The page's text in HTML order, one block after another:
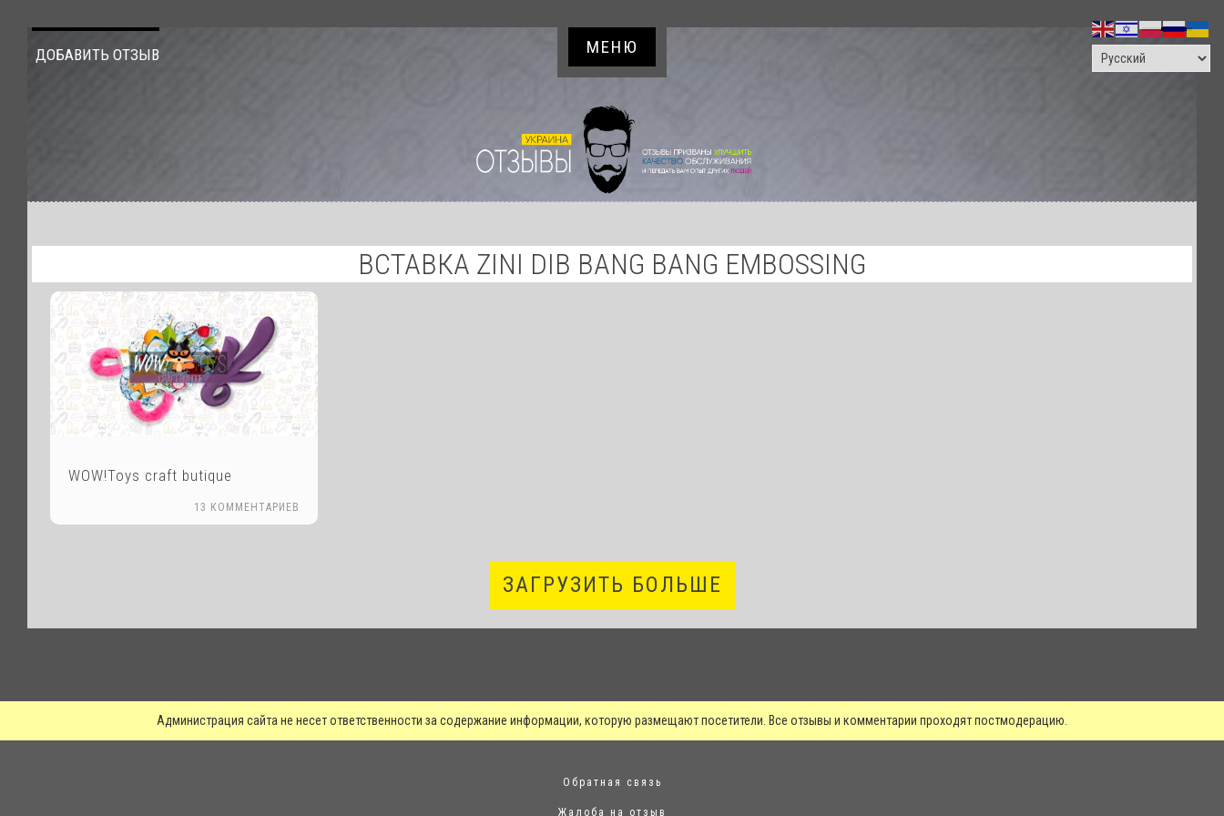
ДОБАВИТЬ ОТЗЫВ МЕНЮ
ВСТАВКА ZINI DIB BANG BANG EMBOSSING
WOW!Toys craft butique
13 КОММЕНТАРИЕВ
ЗАГРУЗИТЬ БОЛЬШЕ
Администрация сайта не несет ответственности за содержание информации, которую размещают посетители. Все отзывы и комментарии проходят постмодерацию.
Обратная связь
Жалоба на отзыв